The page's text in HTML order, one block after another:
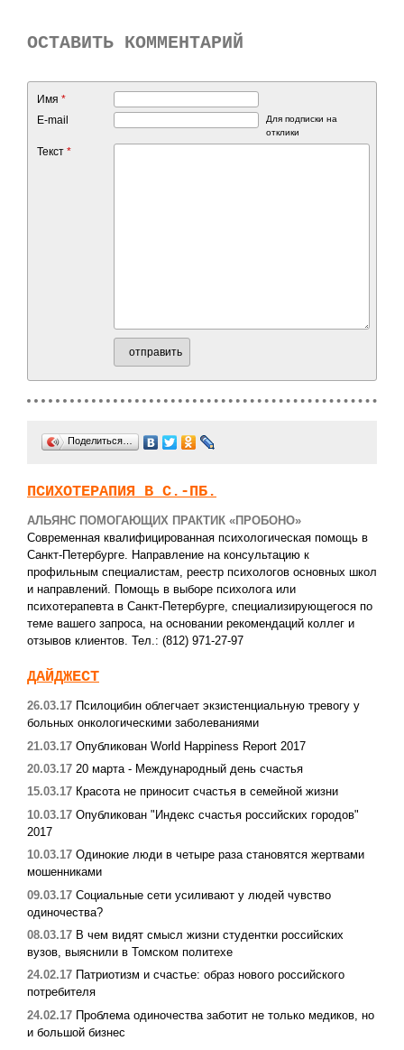
ОСТАВИТЬ КОММЕНТАРИЙ
Имя *
E-mail
Для подписки на
отклики
Текст *
отправить
Поделиться…
ПСИХОТЕРАПИЯ В С.-ПБ.
АЛЬЯНС ПОМОГАЮЩИХ ПРАКТИК «ПРОБОНО»
Современная квалифицированная психологическая помощь в
Санкт-Петербурге. Направление на консультацию к
профильным специалистам, реестр психологов основных школ
и направлений. Помощь в выборе психолога или
психотерапевта в Санкт-Петербурге, специализирующегося по
теме вашего запроса, на основании рекомендаций коллег и
отзывов клиентов. Тел.: (812) 971-27-97
ДАЙДЖЕСТ
26.03.17 Псилоцибин облегчает экзистенциальную тревогу у
больных онкологическими заболеваниями
21.03.17 Опубликован World Happiness Report 2017
20.03.17 20 марта - Международный день счастья
15.03.17 Красота не приносит счастья в семейной жизни
10.03.17 Опубликован "Индекс счастья российских городов"
2017
10.03.17 Одинокие люди в четыре раза становятся жертвами
мошенниками
09.03.17 Социальные сети усиливают у людей чувство
одиночества?
08.03.17 В чем видят смысл жизни студентки российских
вузов, выяснили в Томском политехе
24.02.17 Патриотизм и счастье: образ нового российского
потребителя
24.02.17 Проблема одиночества заботит не только медиков, но
и большой бизнес